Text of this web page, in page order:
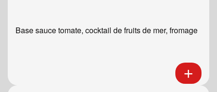
Base sauce tomate, cocktail de fruits de mer, fromage